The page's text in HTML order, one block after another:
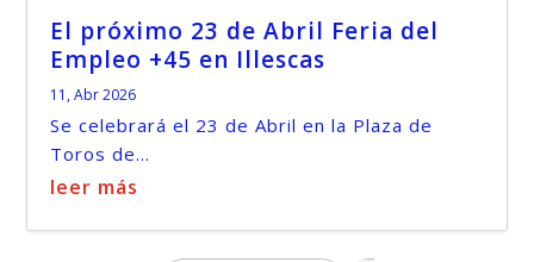
El próximo 23 de Abril Feria del
Empleo +45 en Illescas
11, Abr 2026
Se celebrará el 23 de Abril en la Plaza de
Toros de...
leer más